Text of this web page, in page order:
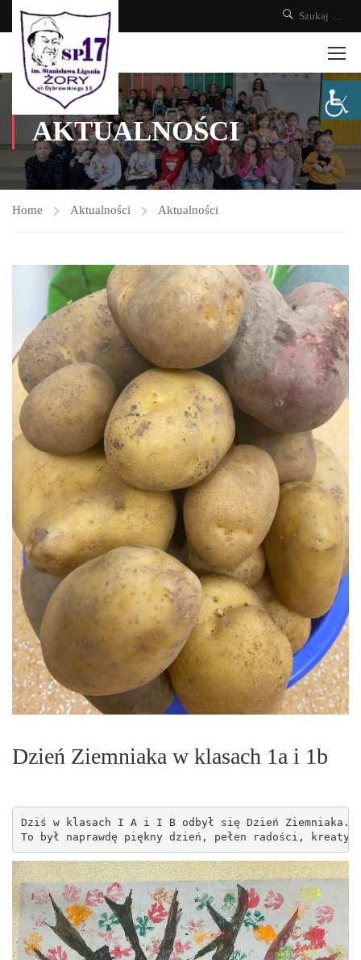
AKTUALNOŚCI
Home Aktualności Aktualności
Dzień Ziemniaka w klasach 1a i 1b
Dziś w klasach I A i I B odbył się Dzień Ziemniaka.
To był naprawdę piękny dzień, pełen radości,